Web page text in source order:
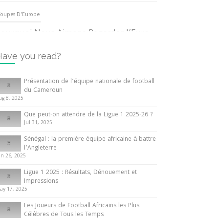
D'Europe
Nous Aimons Regarder l’Euro
June 2024
Internationales
ce que vous devez savoir sur la
d’Afrique des Nations
10 May 2024
Internationales
de l’équipe nationale de
football du Cameroun
2025
you read?
Présentation de l’équipe nationale de football
du Cameroun
8, 2025
Que peut-on attendre de la Ligue 1 2025-26 ?
Jul 31, 2025
Sénégal : la première équipe africaine à battre
l’Angleterre
26, 2025
Ligue 1 2025 : Résultats, Dénouement et
Impressions
17, 2025
Les Joueurs de Football Africains les Plus
Célèbres de Tous les Temps